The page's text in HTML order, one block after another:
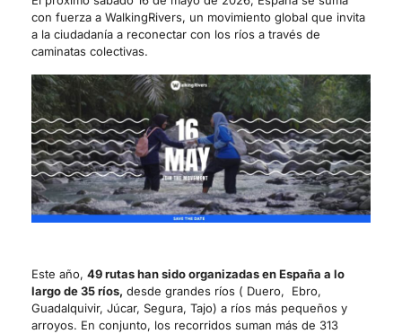
con fuerza a WalkingRivers, un movimiento global que invita
a la ciudadanía a reconectar con los ríos a través de
caminatas colectivas.
Este año, 49 rutas han sido organizadas en España a lo
largo de 35 ríos, desde grandes ríos ( Duero, Ebro,
Guadalquivir, Júcar, Segura, Tajo) a ríos más pequeños y
arroyos. En conjunto, los recorridos suman más de 313